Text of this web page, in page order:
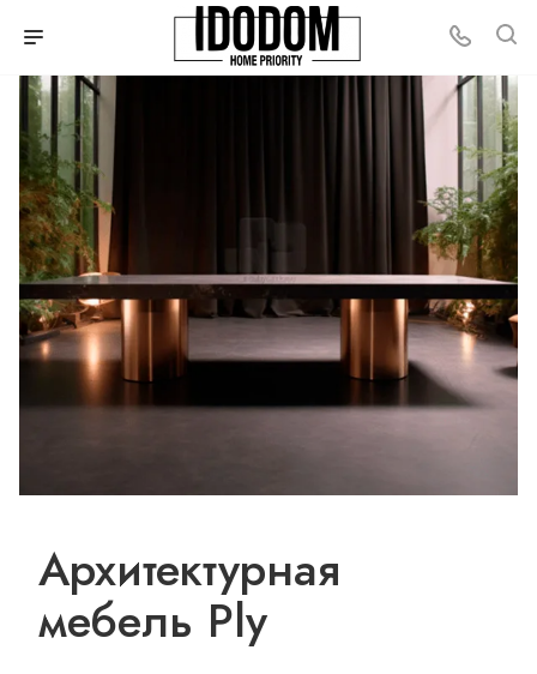
Архитектурная
мебель Ply